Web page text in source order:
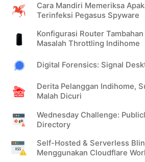
Cara Mandiri Memeriksa
Terinfeksi Pegasus Spyware
Konfigurasi Router
Masalah Throttling Indihome
Digital Forensics: Signal
Derita Pelanggan Indihome,
Malah Dicuri
Wednesday Challenge:
Directory
Self-Hosted & Serverless
Menggunakan Cloudflare